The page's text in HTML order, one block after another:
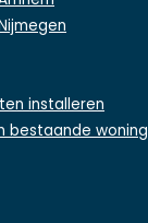
installeren
bestaande woning